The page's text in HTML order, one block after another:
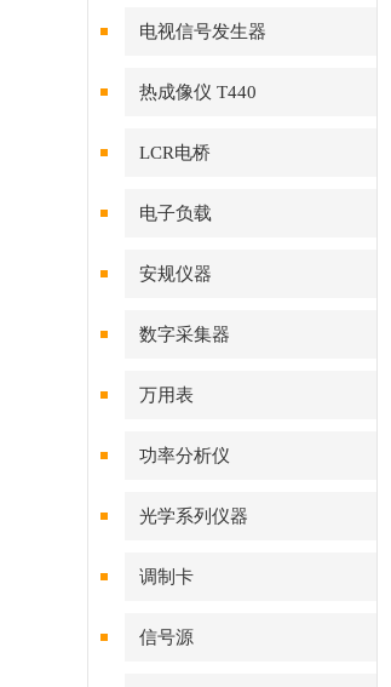
电视信号发生器
热成像仪 T440
LCR电桥
电子负载
安规仪器
数字采集器
万用表
功率分析仪
光学系列仪器
调制卡
信号源